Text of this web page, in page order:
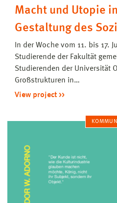
Macht und Utopie
Gestaltung des
In der Woche vom 11. bis 17.
Studierende der Fakultät
Studierenden der Universität
Großstrukturen in…
View project